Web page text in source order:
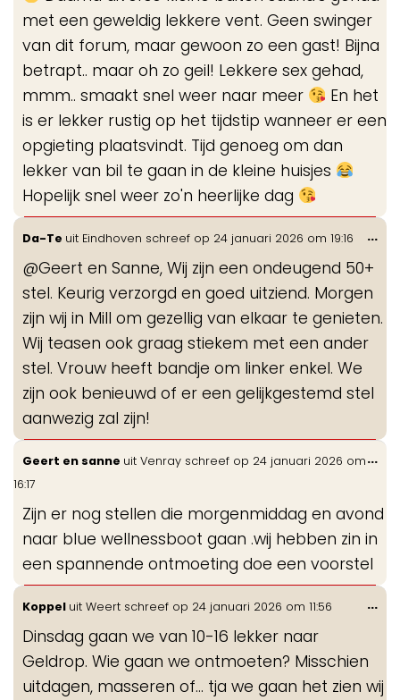
met een geweldig lekkere vent. Geen swinger
van dit forum, maar gewoon zo een gast! Bijna
betrapt.. maar oh zo geil! Lekkere sex gehad,
mmm.. smaakt snel weer naar meer
En het
is er lekker rustig op het tijdstip wanneer er een
opgieting plaatsvindt. Tijd genoeg om dan
lekker van bil te gaan in de kleine huisjes
Hopelijk snel weer zo'n heerlijke dag
Da-Te uit Eindhoven schreef op 24 januari 2026 om 19:16
@Geert en Sanne, Wij zijn een ondeugend 50+
stel. Keurig verzorgd en goed uitziend. Morgen
zijn wij in Mill om gezellig van elkaar te genieten.
Wij teasen ook graag stiekem met een ander
stel. Vrouw heeft bandje om linker enkel. We
zijn ook benieuwd of er een gelijkgestemd stel
aanwezig zal zijn!
...
Geert en sanne uit Venray schreef op 24 januari 2026 om
16:17
Zijn er nog stellen die morgenmiddag en avond
naar blue wellnessboot gaan .wij hebben zin in
een spannende ontmoeting doe een voorstel
...
Koppel uit Weert schreef op 24 januari 2026 om 11:56
Dinsdag gaan we van 10-16 lekker naar
Geldrop. Wie gaan we ontmoeten? Misschien
uitdagen, masseren of… tja we gaan het zien wij
...